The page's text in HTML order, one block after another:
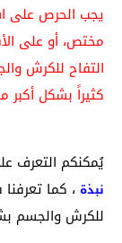
يجب الحرص على
مختص، أو على
التفاح للكرش
كثيراً بشكل أكبر
يُمكنكم التعرف
نبذة ، كما
للكرش والجسم